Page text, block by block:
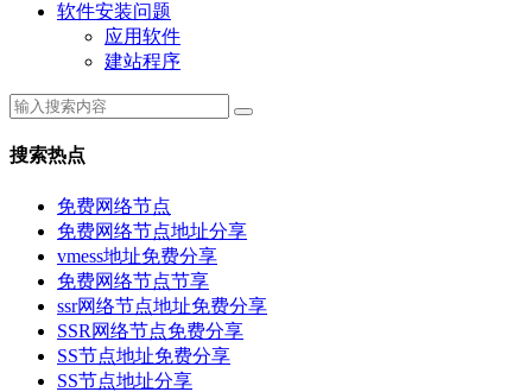
软件安装问题
应用软件
建站程序
搜索热点
免费网络节点
免费网络节点地址分享
vmess地址免费分享
免费网络节点节享
ssr网络节点地址免费分享
SSR网络节点免费分享
SS节点地址免费分享
SS节点地址分享